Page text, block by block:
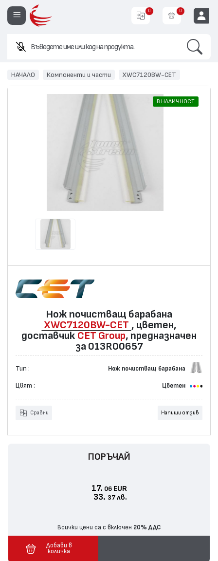
Въведете име или код на продукта.
0 0
НАЧАЛО Компоненти и части XWC7120BW-CET
В НАЛИЧНОСТ
Нож почистващ барабана
XWC7120BW-CET , цветен,
доставчик CET Group, предназначен
за 013R00657
Тип : Нож почистващ барабана
Цвят : Цветен
Сравни Напиши отзив
ПОРЪЧАЙ
17. 06 EUR
33. 37 лв.
Всички цени са с включен 20% ДДС
Добави в
количка